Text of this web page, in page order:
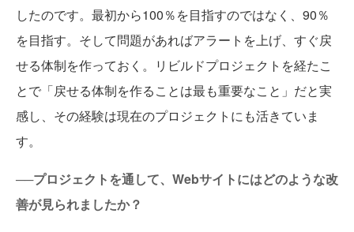
したのです。最初から100％を目指すのではなく、90％
を目指す。そして問題があればアラートを上げ、すぐ戻
せる体制を作っておく。リビルドプロジェクトを経たこ
とで「戻せる体制を作ることは最も重要なこと」だと実
感し、その経験は現在のプロジェクトにも活きていま
す。
──プロジェクトを通して、Webサイトにはどのような改
善が見られましたか？